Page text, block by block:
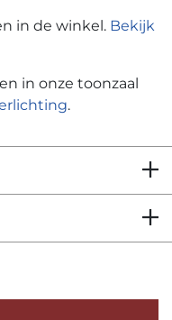
in de winkel. Bekijk
in onze toonzaal
.